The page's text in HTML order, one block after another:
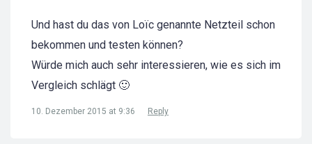
Und hast du das von Loïc genannte Netzteil schon
bekommen und testen können?
Würde mich auch sehr interessieren, wie es sich im
Vergleich schlägt 🙂
10. Dezember 2015 at 9:36 Reply